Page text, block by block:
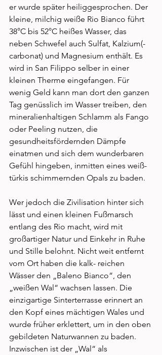
er wurde später heiliggesprochen. Der
kleine, milchig weiße Rio Bianco führt
38°C bis 52°C heißes Wasser, das
neben Schwefel auch Sulfat, Kalzium(-
carbonat) und Magnesium enthält. Es
wird in San Filippo selber in einer
kleinen Therme eingefangen. Für
wenig Geld kann man dort den ganzen
Tag genüsslich im Wasser treiben, den
mineralienhaltigen Schlamm als Fango
oder Peeling nutzen, die
gesundheitsfördernden Dämpfe
einatmen und sich dem wunderbaren
Gefühl hingeben, inmitten eines weiß-
türkis schimmernden Opals zu baden.
Wer jedoch die Zivilisation hinter sich
lässt und einen kleinen Fußmarsch
entlang des Rio macht, wird mit
großartiger Natur und Einkehr in Ruhe
und Stille belohnt. Nicht weit entfernt
vom Ort haben die kalk- reichen
Wässer den „Baleno Bianco“, den
„weißen Wal“ wachsen lassen. Die
einzigartige Sinterterrasse erinnert an
den Kopf eines mächtigen Wales und
wurde früher erklettert, um in den oben
gebildeten Naturwannen zu baden.
Inzwischen ist der „Wal“ als